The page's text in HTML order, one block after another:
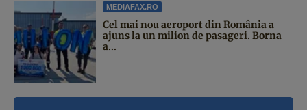
MEDIAFAX.RO
Cel mai nou aeroport din România a
ajuns la un milion de pasageri. Borna
a...